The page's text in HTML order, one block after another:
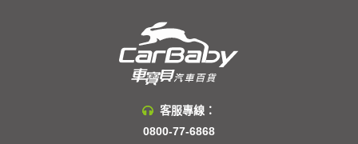
客服專線：
0800-77-6868